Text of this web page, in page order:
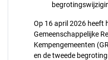
Op 16 april 2026 heeft
Gemeenschappelijke
Kempengemeenten
en de tweede